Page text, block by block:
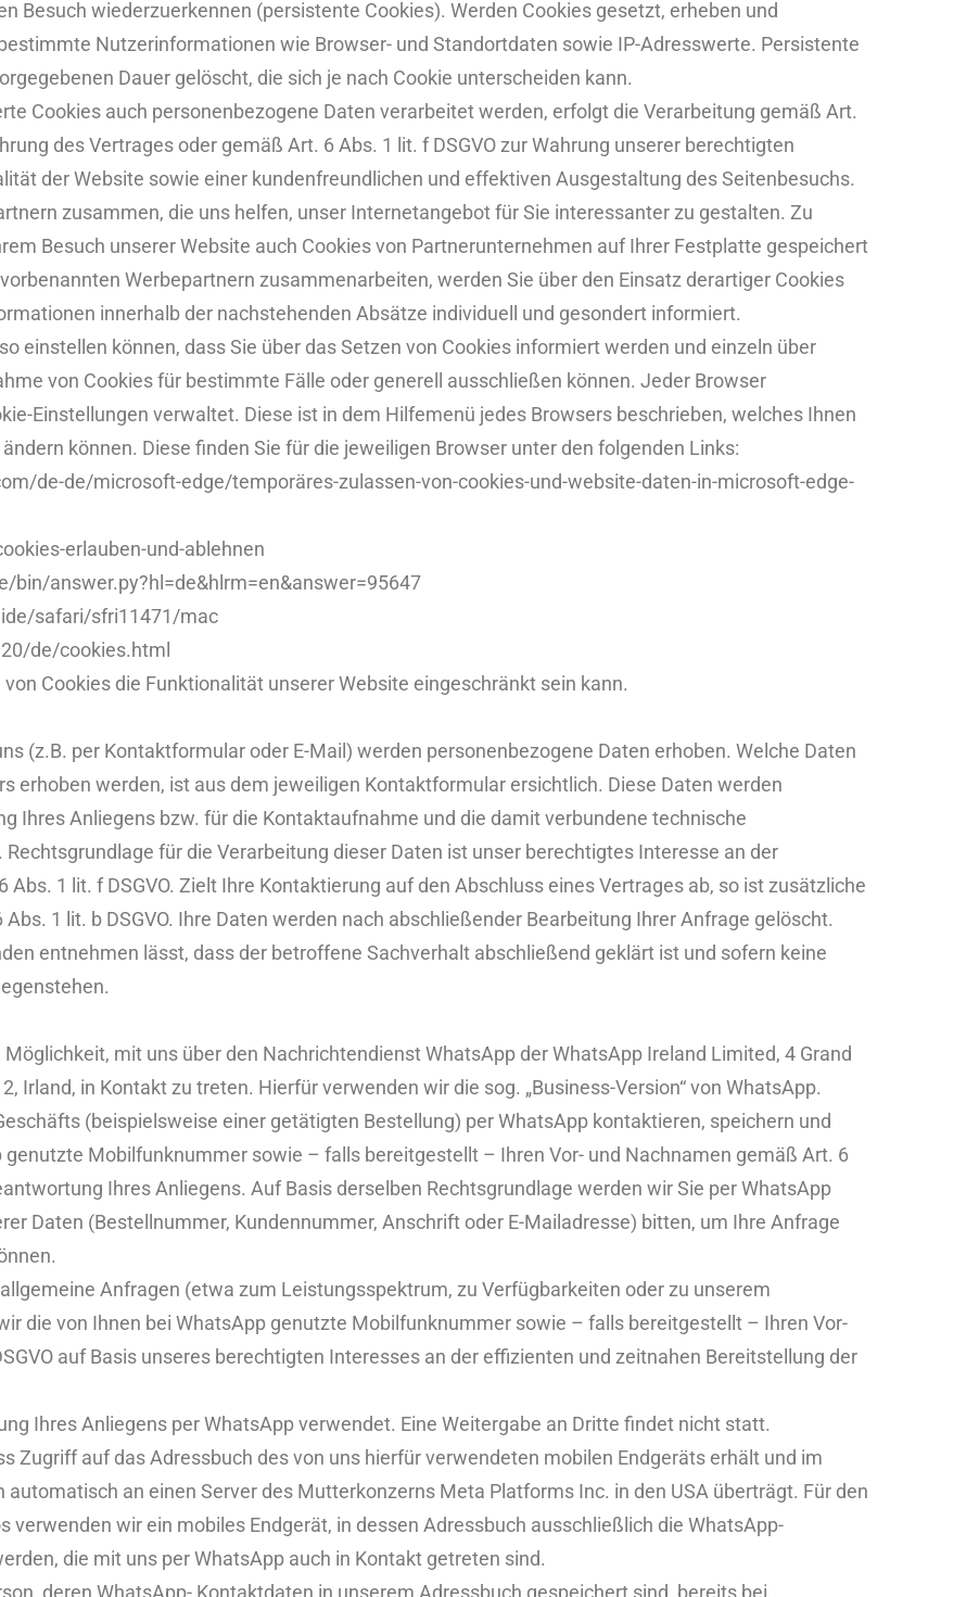
Besuch wiederzuerkennen (persistente Cookies). Werden Cookies gesetzt, erheben und
Nutzerinformationen wie Browser- und Standortdaten sowie IP-Adresswerte. Persistente
Dauer gelöscht, die sich je nach Cookie unterscheiden kann.
Cookies auch personenbezogene Daten verarbeitet werden, erfolgt die Verarbeitung gemäß Art.
des Vertrages oder gemäß Art. 6 Abs. 1 lit. f DSGVO zur Wahrung unserer berechtigten
der Website sowie einer kundenfreundlichen und effektiven Ausgestaltung des Seitenbesuchs.
zusammen, die uns helfen, unser Internetangebot für Sie interessanter zu gestalten. Zu
Besuch unserer Website auch Cookies von Partnerunternehmen auf Ihrer Festplatte gespeichert
Werbepartnern zusammenarbeiten, werden Sie über den Einsatz derartiger Cookies
innerhalb der nachstehenden Absätze individuell und gesondert informiert.
einstellen können, dass Sie über das Setzen von Cookies informiert werden und einzeln über
von Cookies für bestimmte Fälle oder generell ausschließen können. Jeder Browser
Einstellungen verwaltet. Diese ist in dem Hilfemenü jedes Browsers beschrieben, welches Ihnen
können. Diese finden Sie für die jeweiligen Browser unter den folgenden Links:
de-de/microsoft-edge/temporäres-zulassen-von-cookies-und-website-daten-in-microsoft-edge-
erlauben-und-ablehnen
answer.py?hl=de&hlrm=en&answer=95647
safari/sfri11471/mac
de/cookies.html
Cookies die Funktionalität unserer Website eingeschränkt sein kann.
(z.B. per Kontaktformular oder E-Mail) werden personenbezogene Daten erhoben. Welche Daten
erhoben werden, ist aus dem jeweiligen Kontaktformular ersichtlich. Diese Daten werden
Ihres Anliegens bzw. für die Kontaktaufnahme und die damit verbundene technische
für die Verarbeitung dieser Daten ist unser berechtigtes Interesse an der
1 lit. f DSGVO. Zielt Ihre Kontaktierung auf den Abschluss eines Vertrages ab, so ist zusätzliche
1 lit. b DSGVO. Ihre Daten werden nach abschließender Bearbeitung Ihrer Anfrage gelöscht.
entnehmen lässt, dass der betroffene Sachverhalt abschließend geklärt ist und sofern keine
mit uns über den Nachrichtendienst WhatsApp der WhatsApp Ireland Limited, 4 Grand
Irland, in Kontakt zu treten. Hierfür verwenden wir die sog. „Business-Version“ von WhatsApp.
(beispielsweise einer getätigten Bestellung) per WhatsApp kontaktieren, speichern und
Mobilfunknummer sowie – falls bereitgestellt – Ihren Vor- und Nachnamen gemäß Art. 6
Ihres Anliegens. Auf Basis derselben Rechtsgrundlage werden wir Sie per WhatsApp
Daten (Bestellnummer, Kundennummer, Anschrift oder E-Mailadresse) bitten, um Ihre Anfrage
Anfragen (etwa zum Leistungsspektrum, zu Verfügbarkeiten oder zu unserem
die von Ihnen bei WhatsApp genutzte Mobilfunknummer sowie – falls bereitgestellt – Ihren Vor-
auf Basis unseres berechtigten Interesses an der effizienten und zeitnahen Bereitstellung der
Ihres Anliegens per WhatsApp verwendet. Eine Weitergabe an Dritte findet nicht statt.
Zugriff auf das Adressbuch des von uns hierfür verwendeten mobilen Endgeräts erhält und im
an einen Server des Mutterkonzerns Meta Platforms Inc. in den USA überträgt. Für den
verwenden wir ein mobiles Endgerät, in dessen Adressbuch ausschließlich die WhatsApp-
die mit uns per WhatsApp auch in Kontakt getreten sind.
deren WhatsApp- Kontaktdaten in unserem Adressbuch gespeichert sind, bereits bei